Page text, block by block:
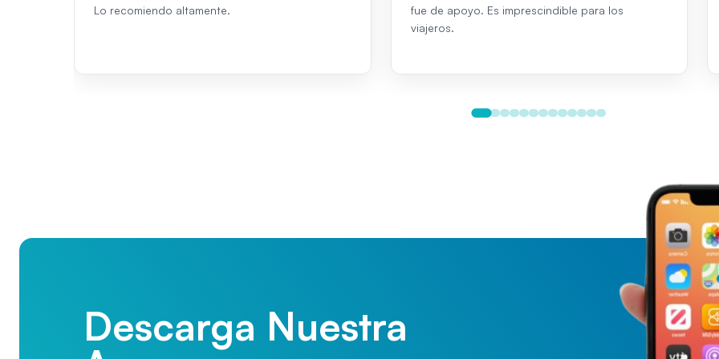
Lo recomiendo altamente.
fue de apoyo. Es imprescindible para los
viajeros.
Descarga Nuestra